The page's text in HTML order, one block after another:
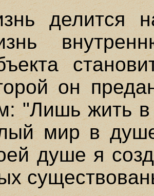
делится
он
"Лишь жить
мир в
душе я